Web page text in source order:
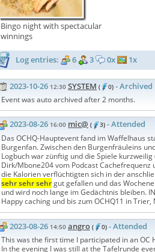
Bingo night with spectacular
winnings
Log entries: 6 3 0x 1x
2023-10-26 12:30 SYSTEM ( 0) - Archived
Event was auto archived after 2 months.
2023-08-26 16:00 mic@ ( 3) - Attended
Das OCHQ-Hauptevent fand im Waffelhaus
Burgenfan. Zwischen den Burgenfräuleins
Logbuch war zünftig und die Spiele
Dirk/Mbone204 vom Podcast
die Kalorien verflüchtigten sich in der
sehr sehr sehrgut gefallen und das
und wird noch lange im Gedächtnis bleiben.
Happy caching und bis zum OCHQ11 in Trier,
2023-08-26 14:50 angro ( 0) - Attended
This was the first time I participated in an OC
In the evening I was still at the Tafelrunde